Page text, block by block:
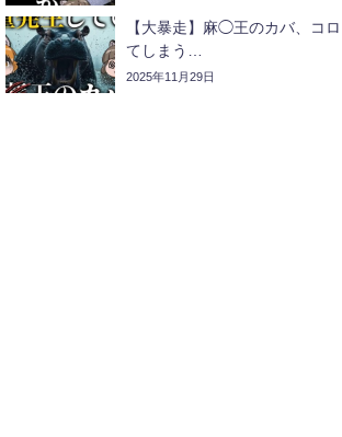
【大暴走】麻◯王のカバ、コ
てしまう…
2025年11月29日